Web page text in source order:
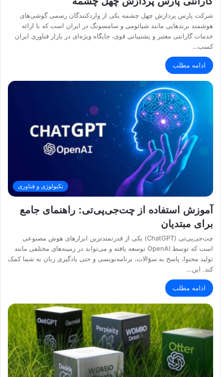
شرکت پارس پردازش چهل چشمه یکی از واردکنندگان رسمی گوشی‌های
هوشمند برندهایی مانند شیائومی و سامسونگ در ایران است که با ارائه
خدمات گارانتی معتبر و پشتیبانی قوی، جایگاه ویژه‌ای در بازار فناوری ایران
کسب…
ادامه مطلب
تکنولوژی و فناوری
آموزش استفاده از چت‌جی‌پی‌تی: راهنمای جامع
برای مبتدیان
چت‌جی‌پی‌تی (ChatGPT) یکی از قدرتمندترین ابزارهای هوش مصنوعی
است که توسط OpenAI توسعه یافته و می‌تواند در زمینه‌های مختلفی مانند
تولید محتوا، پاسخ به سؤالات، برنامه‌نویسی و حتی یادگیری زبان به شما کمک
کند. این…
ادامه مطلب